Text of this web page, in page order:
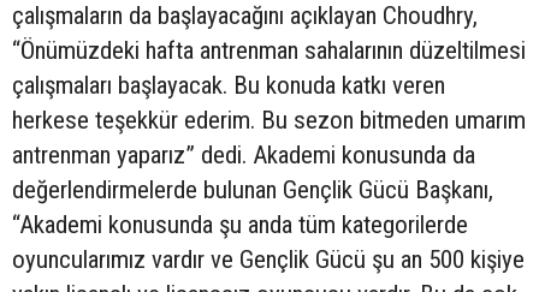
çalışmaların da başlayacağını açıklayan Choudhry,
“Önümüzdeki hafta antrenman sahalarının düzeltilmesi
çalışmaları başlayacak. Bu konuda katkı veren
herkese teşekkür ederim. Bu sezon bitmeden umarım
antrenman yaparız” dedi. Akademi konusunda da
değerlendirmelerde bulunan Gençlik Gücü Başkanı,
“Akademi konusunda şu anda tüm kategorilerde
oyuncularımız vardır ve Gençlik Gücü şu an 500 kişiye